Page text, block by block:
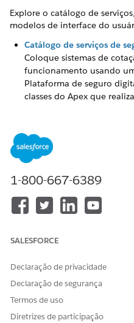
Explore o catálogo de
modelos de interface do
Catálogo de serviços de
Coloque sistemas de
funcionamento usando
Plataforma de seguro
classes do Apex que
reduzindo ou eliminando
personalizada.
Use estas ações invocáveis
Acionadores do Apex de
Dependendo de como
como criar e modificar
FSC de seguro
Use modelos do site da
predefinidos para começar
Experiência. Essas são
1-800-667-6389
SALESFORCE
Declaração de privacidade
Declaração de segurança
Termos de uso
Diretrizes de participação